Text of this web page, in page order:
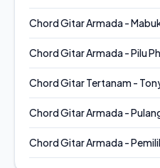
Chord Gitar Armada -
Chord Gitar Armada - Pilu
Chord Gitar Tertanam -
Chord Gitar Armada -
Chord Gitar Armada -